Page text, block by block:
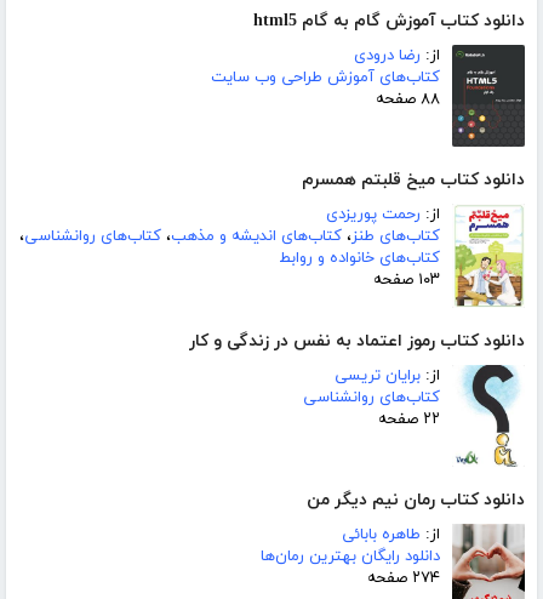
دانلود کتاب آموزش گام به گام html5
از: رضا درودی
کتاب‌های آموزش طراحی وب سایت
۸۸ صفحه
دانلود کتاب میخ قلبتم همسرم
از: رحمت پوریزدی
کتاب‌های طنز، کتاب‌های اندیشه و مذهب، کتاب‌های روانشناسی،
کتاب‌های خانواده و روابط
۱۰۳ صفحه
دانلود کتاب رموز اعتماد به نفس در زندگی و کار
از: برایان تریسی
کتاب‌های روانشناسی
۲۲ صفحه
دانلود کتاب رمان نیم دیگر من
از: طاهره بابائی
دانلود رایگان بهترین رمان‌ها
۲۷۴ صفحه